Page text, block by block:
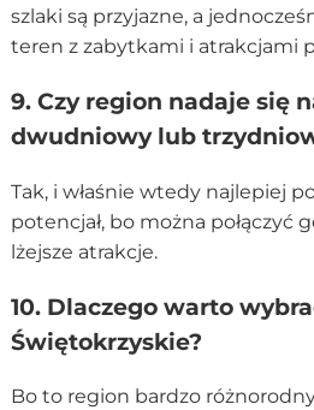
szlaki są przyjazne, a
teren z zabytkami i atrakcjami
9. Czy region nadaje się
dwudniowy lub
Tak, i właśnie wtedy najlepiej
potencjał, bo można połączyć
lżejsze atrakcje.
10. Dlaczego warto
Świętokrzyskie?
Bo to region bardzo